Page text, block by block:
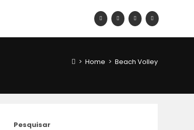
> Home > Beach Volley
Pesquisar